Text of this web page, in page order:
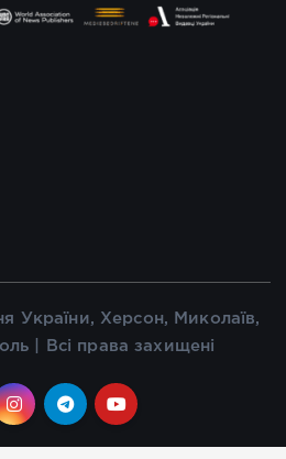
України, Херсон, Миколаїв,
| Всі права захищені